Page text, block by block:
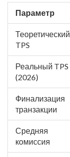
Параметр
Теоретический
TPS
Реальный TPS
(2026)
Финализация
транзакции
Средняя
комиссия